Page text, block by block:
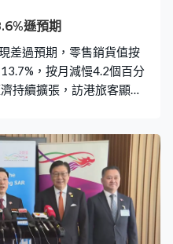
遜預期
差過預期，零售銷貨值按
，按月減慢4.2個百分
持續擴張，訪港旅客顯著